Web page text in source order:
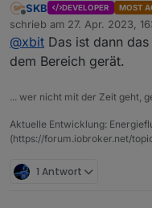
wird im
und "Pos.Y"
eigentlichen
wird angezeigt) bei
EDIT: Sorry bei
und Icons nicht...
Offline
SKB DEVELOPER MOST
schrieb am 27. Apr. 2023,
zuletzt editiert von SKB
@xbit Das ist dann
dem Bereich gerät.
... wer nicht mit der Zeit geht,
Aktuelle Entwicklung:
(https://forum.iobroker.net/
1 Antwort